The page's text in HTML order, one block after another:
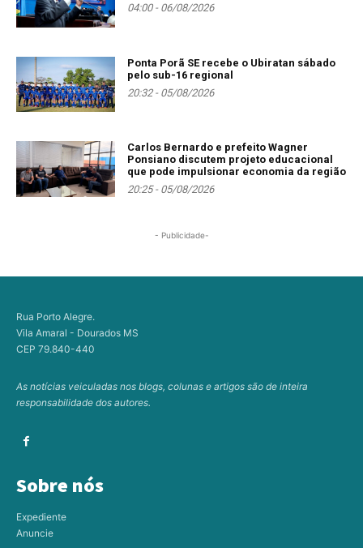
04:00 - 06/08/2026
Ponta Porã SE recebe o Ubiratan sábado
pelo sub-16 regional
20:32 - 05/08/2026
Carlos Bernardo e prefeito Wagner
Ponsiano discutem projeto educacional
que pode impulsionar economia da região
20:25 - 05/08/2026
- Publicidade-
Rua Porto Alegre.
Vila Amaral - Dourados MS
CEP 79.840-440
As notícias veiculadas nos blogs, colunas e artigos são de inteira
responsabilidade dos autores.
Sobre nós
Expediente
Anuncie